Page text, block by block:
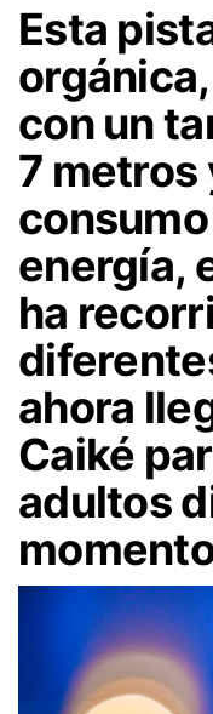
Esta
con un
7 metros
energía,
ha
ahora
Caiké
adultos